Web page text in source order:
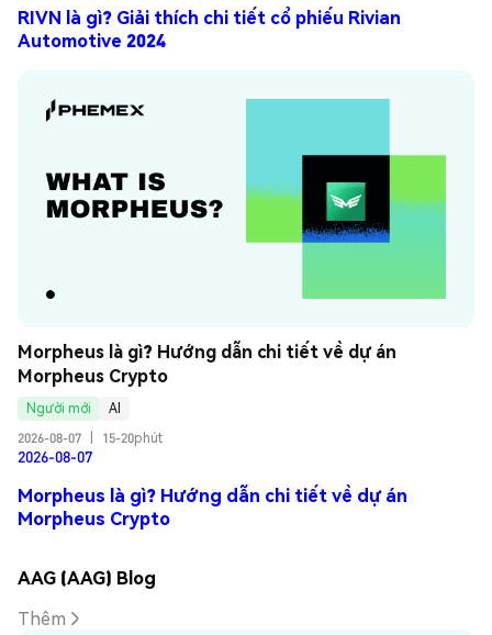
RIVN là gì? Giải thích chi tiết cổ phiếu Rivian
Automotive 2024
Morpheus là gì? Hướng dẫn chi tiết về dự án
Morpheus Crypto
Người mới
AI
2026-08-07
15-20phút
2026-08-07
Morpheus là gì? Hướng dẫn chi tiết về dự án
Morpheus Crypto
AAG (AAG) Blog
Thêm